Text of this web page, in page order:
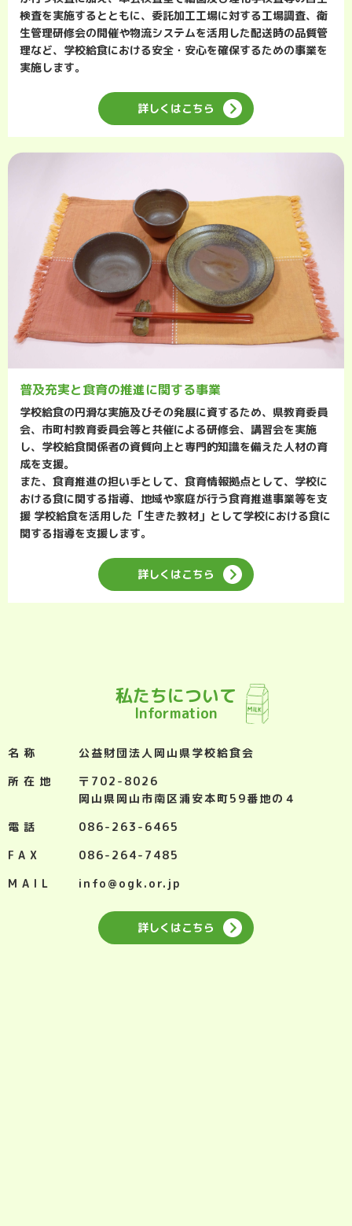
検査を実施するとともに、委託加工工場に対する工場調査、衛
生管理研修会の開催や物流システムを活用した配送時の品質管
理など、学校給食における安全・安心を確保するための事業を
実施します。
詳しくはこちら
普及充実と食育の推進に関する事業
学校給食の円滑な実施及びその発展に資するため、県教育委員
会、市町村教育委員会等と共催による研修会、講習会を実施
し、学校給食関係者の資質向上と専門的知識を備えた人材の育
成を支援。
また、食育推進の担い手として、食育情報拠点として、学校に
おける食に関する指導、地域や家庭が行う食育推進事業等を支
援 学校給食を活用した「生きた教材」として学校における食に
関する指導を支援します。
詳しくはこちら
私たちについて
Information
名称
公益財団法人岡山県学校給食会
所在地
〒702-8026
岡山県岡山市南区浦安本町59番地の４
電話
086-263-6465
FAX
086-264-7485
MAIL
info@ogk.or.jp
詳しくはこちら